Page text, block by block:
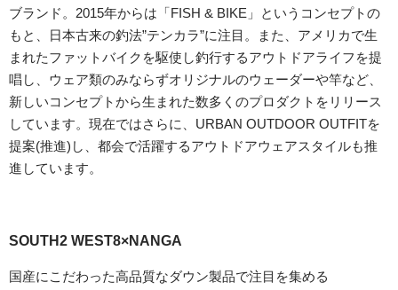
ブランド。2015年からは「FISH & BIKE」というコンセプトの
もと、日本古来の釣法”テンカラ”に注目。また、アメリカで生
まれたファットバイクを駆使し釣行するアウトドアライフを提
唱し、ウェア類のみならずオリジナルのウェーダーや竿など、
新しいコンセプトから生まれた数多くのプロダクトをリリース
しています。現在ではさらに、URBAN OUTDOOR OUTFITを
提案(推進)し、都会で活躍するアウトドアウェアスタイルも推
進しています。
SOUTH2 WEST8×NANGA
国産にこだわった高品質なダウン製品で注目を集める